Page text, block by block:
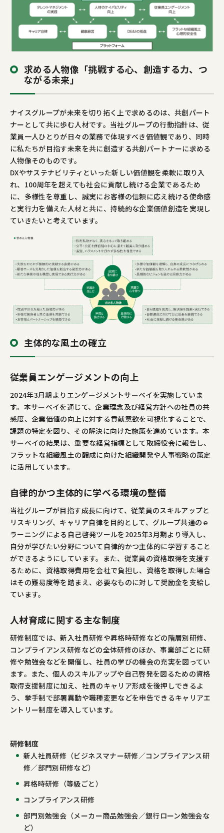
求める人物像「挑戦する心、創造する力、つ
ながる未来」
ナイスグループが未来を切り拓く上で求めるのは、共創パート
ナーとして共に歩む人材です。当社グループの行動指針は、従
業員一人ひとりが日々の業務で体現すべき価値観であり、同時
に私たちが目指す未来を共に創造する共創パートナーに求める
人物像そのものです。
DXやサステナビリティといった新しい価値観を柔軟に取り入
れ、100周年を超えても社会に貢献し続ける企業であるため
に、多様性を尊重し、誠実にお客様の信頼に応え続ける使命感
と実行力を備えた人材と共に、持続的な企業価値創造を実現し
ていきたいと考えています。
主体的な風土の確立
従業員エンゲージメントの向上
2024年3月期よりエンゲージメントサーベイを実施していま
す。本サーベイを通じて、企業理念及び経営方針への社員の共
感度、企業価値の向上に対する貢献意欲を可視化することで、
課題の特定を図り、その解決に向けた施策を進めています。本
サーベイの結果は、重要な経営指標として取締役会に報告し、
フラットな組織風土の醸成に向けた組織開発や人事戦略の策定
に活用しています。
自律的かつ主体的に学べる環境の整備
当社グループが目指す成長に向けて、従業員のスキルアップと
リスキリング、キャリア自律を目的として、グループ共通のｅ
ラーニングによる自己啓発ツールを2025年3月期より導入し、
自分が学びたい分野について自律的かつ主体的に学習すること
ができるようにしています。また、従業員の資格取得を支援す
るために、資格取得費用を会社で負担し、資格を取得した場合
はその難易度等を踏まえ、必要なものに対して奨励金を支給し
ています。
人材育成に関する主な制度
研修制度では、新入社員研修や昇格時研修などの階層別研修、
コンプライアンス研修などの全体研修のほか、事業部ごとに研
修や勉強会などを開催し、社員の学びの機会の充実を図ってい
ます。また、個人のスキルアップや自己啓発を図るための資格
取得支援制度に加え、社員のキャリア形成を後押しできるよ
う、挙手制で部署異動や職種変更などを申告できるキャリアエ
ントリー制度を導入しています。
研修制度
新人社員研修（ビジネスマナー研修／コンプライアンス研
修／部門別研修など）
昇格時研修（等級ごと）
コンプライアンス研修
部門別勉強会（メーカー商品勉強会／銀行ローン勉強会な
ど）